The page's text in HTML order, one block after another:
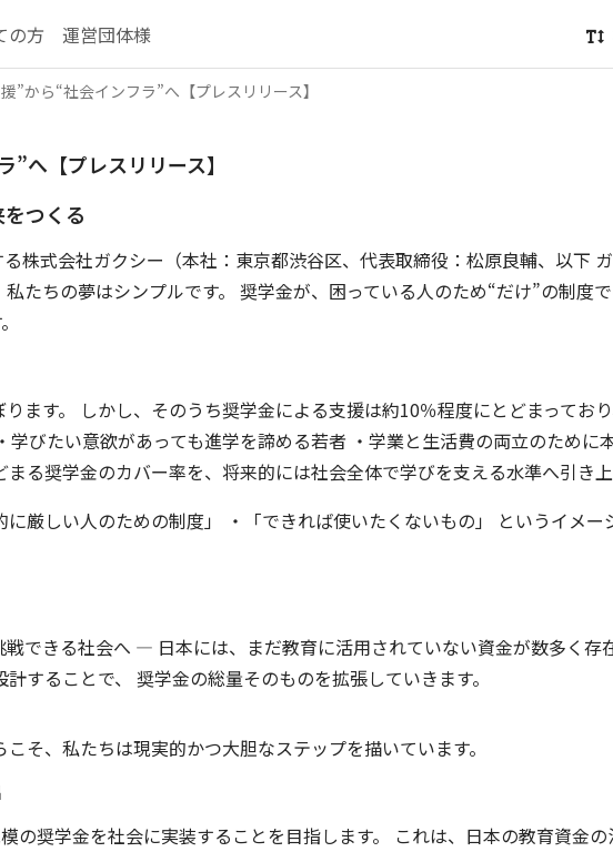
の方 運営団体様
”から“社会インフラ”へ【プレスリリース】
へ【プレスリリース】
つくる
株式会社ガクシー（本社：東京都渋谷区、代表取締役：松原良輔、以下
たちの夢はシンプルです。 奨学金が、困っている人のため“だけ”の制度
ます。 しかし、そのうち奨学金による支援は約10％程度にとどまってお
びたい意欲があっても進学を諦める若者 ・学業と生活費の両立のために
る奨学金のカバー率を、将来的には社会全体で学びを支える水準へ引き上
厳しい人のための制度」 ・「できれば使いたくないもの」 というイメー
できる社会へ — 日本には、まだ教育に活用されていない資金が数多く存
することで、 奨学金の総量そのものを拡張していきます。
そ、私たちは現実的かつ大胆なステップを描いています。
の奨学金を社会に実装することを目指します。 これは、日本の教育資金